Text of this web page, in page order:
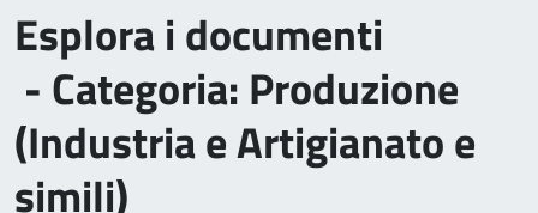
Esplora i documenti
- Categoria: Produzione
(Industria e Artigianato e
simili)